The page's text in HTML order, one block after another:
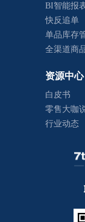
BI智能报
快反追单
单品库存
全渠道商
资源中心
白皮书
零售大咖
行业动态